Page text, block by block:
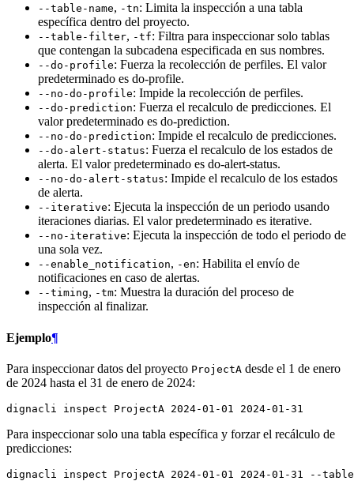
--table-name, -tn: Limita la inspección a una tabla
específica dentro del proyecto.
--table-filter, -tf: Filtra para inspeccionar solo tablas
que contengan la subcadena especificada en sus nombres.
--do-profile: Fuerza la recolección de perfiles. El valor
predeterminado es do-profile.
--no-do-profile: Impide la recolección de perfiles.
--do-prediction: Fuerza el recalculo de predicciones. El
valor predeterminado es do-prediction.
--no-do-prediction: Impide el recalculo de predicciones.
--do-alert-status: Fuerza el recalculo de los estados de
alerta. El valor predeterminado es do-alert-status.
--no-do-alert-status: Impide el recalculo de los estados
de alerta.
--iterative: Ejecuta la inspección de un periodo usando
iteraciones diarias. El valor predeterminado es iterative.
--no-iterative: Ejecuta la inspección de todo el periodo de
una sola vez.
--enable_notification, -en: Habilita el envío de
notificaciones en caso de alertas.
--timing, -tm: Muestra la duración del proceso de
inspección al finalizar.
Ejemplo¶
Para inspeccionar datos del proyecto ProjectA desde el 1 de enero
de 2024 hasta el 31 de enero de 2024:
dignacli inspect ProjectA 2024-01-01 2024
Para inspeccionar solo una tabla específica y forzar el recálculo de
predicciones:
dignacli inspect ProjectA 2024-01-01 2024-01-31 --